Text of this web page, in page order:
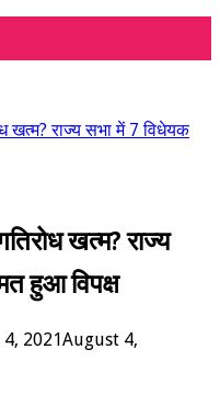
खत्म? राज्य सभा में 7 विधेयक
खत्म? राज्य
हुआ विपक्ष
2021August 4,